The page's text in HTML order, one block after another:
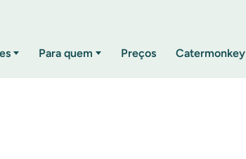
Para quem Preços Catermonkey